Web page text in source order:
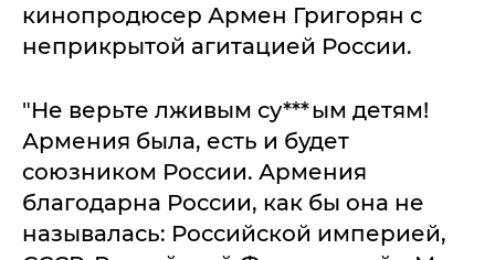
кинопродюсер Армен Григорян с
неприкрытой агитацией России.
"Не верьте лживым су***ым детям!
Армения была, есть и будет
союзником России. Армения
благодарна России, как бы она не
называлась: Российской империей,